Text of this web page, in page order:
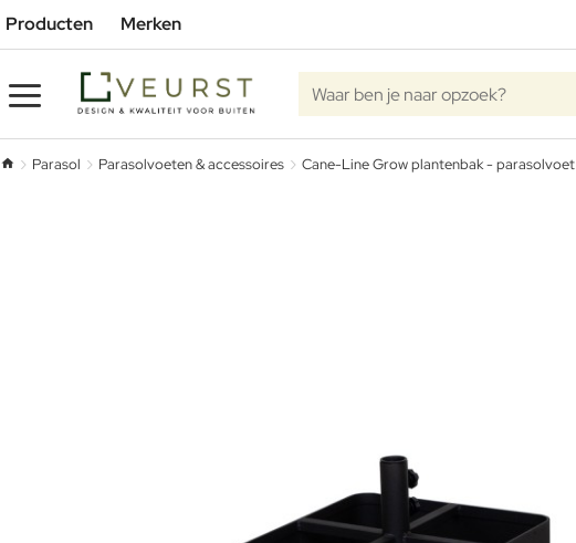
Producten Merken
Waar ben je naar opzoek?
Parasol Parasolvoeten & accessoires Cane-Line Grow plantenbak - parasolvoet